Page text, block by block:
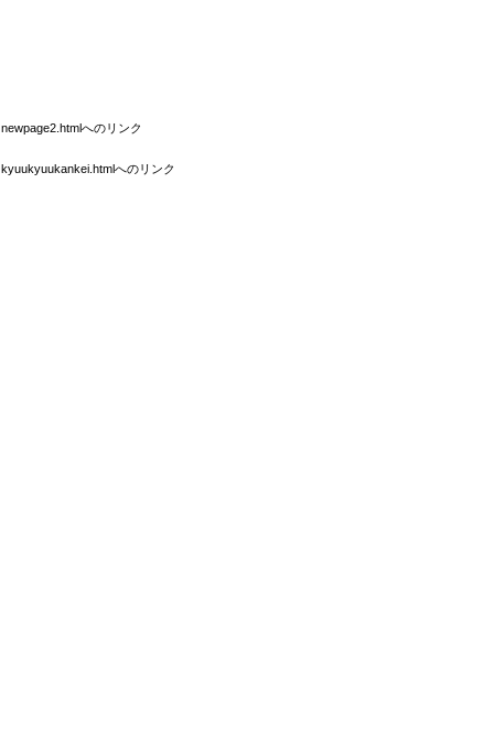
newpage2.htmlへのリンク
kyuukyuukankei.htmlへのリンク